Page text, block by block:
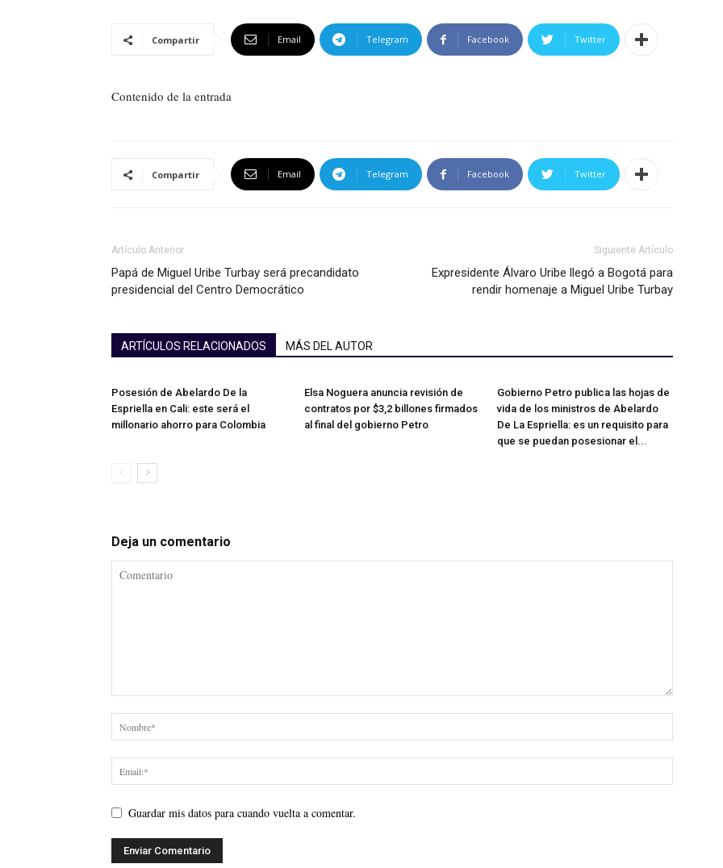
Compartir Email Telegram Facebook Twitter
Contenido de la entrada
Compartir Email Telegram Facebook Twitter
Artículo Anterior
Papá de Miguel Uribe Turbay será precandidato
presidencial del Centro Democrático
Siguiente Artículo
Expresidente Álvaro Uribe llegó a Bogotá para
rendir homenaje a Miguel Uribe Turbay
ARTÍCULOS RELACIONADOS MÁS DEL AUTOR
Posesión de Abelardo De la
Espriella en Cali: este será el
millonario ahorro para Colombia
Elsa Noguera anuncia revisión de
contratos por $3,2 billones firmados
al final del gobierno Petro
Gobierno Petro publica las hojas de
vida de los ministros de Abelardo
De La Espriella: es un requisito para
que se puedan posesionar el...
Deja un comentario
Guardar mis datos para cuando vuelta a comentar.